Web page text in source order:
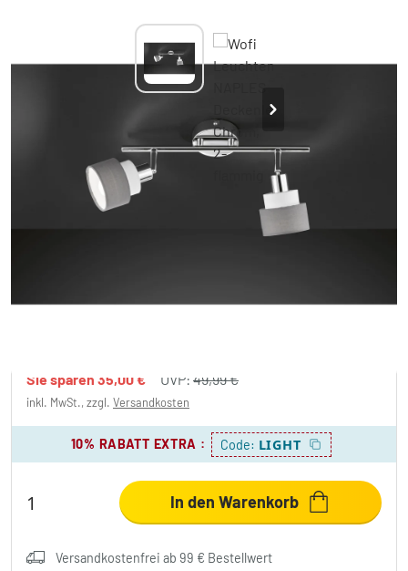
Sie sparen 35,00 € UVP: 49,99 €
inkl. MwSt., zzgl. Versandkosten
10% RABATT EXTRA : Code: LIGHT
In den Warenkorb
Versandkostenfrei ab 99 € Bestellwert